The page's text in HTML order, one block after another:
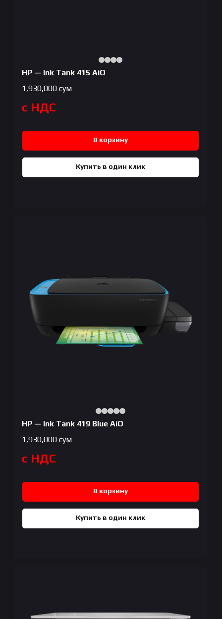
HP — Ink Tank 415 AiO
1,930,000 сум
с НДС
В корзину
Купить в один клик
HP — Ink Tank 419 Blue AiO
1,930,000 сум
с НДС
В корзину
Купить в один клик